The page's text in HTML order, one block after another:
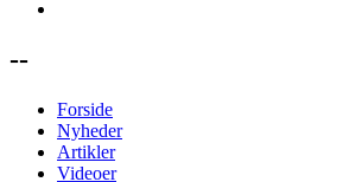
--
Forside
Nyheder
Artikler
Videoer